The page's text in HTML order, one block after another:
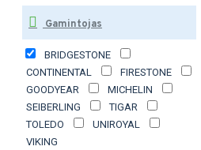
Gamintojas
BRIDGESTONE
CONTINENTAL
FIRESTONE
GOODYEAR
MICHELIN
SEIBERLING
TIGAR
TOLEDO
UNIROYAL
VIKING